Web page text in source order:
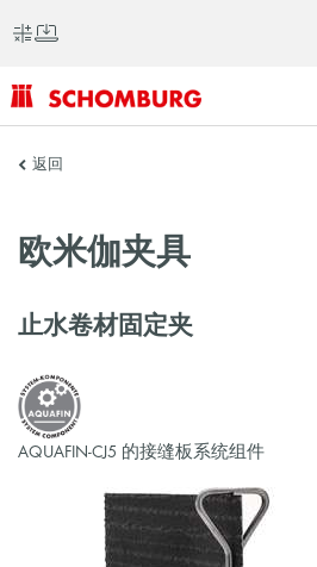
SCHOMBURG
国
返回
欧米伽夹具
止水卷材固定夹
AQUAFIN-CJ5 的接缝板系统组件